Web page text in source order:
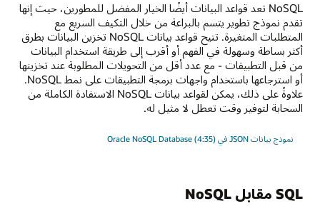
NoSQL تعد قواعد البيانات أيضًا الخيار المفضل للمطورين، حيث إنها
تقدم نموذج تطوير يتسم بالبراعة من خلال التكيف السريع مع
المتطلبات المتغيرة. تتيح قواعد بيانات NoSQL تخزين البيانات بطرق
أكثر بساطة وسهولة في الفهم أو أقرب إلى طريقة استخدام البيانات
من قبل التطبيقات - مع عدد أقل من التحويلات المطلوبة عند تخزينها
أو استرجاعها باستخدام واجهات برمجة التطبيقات على نمط NoSQL.
علاوةً على ذلك، يمكن لقواعد بيانات NoSQL الاستفادة الكاملة من
السحابة لتوفير وقت تعطل لا مثيل له.
نموذج بيانات JSON في Oracle NoSQL Database (4:35)
SQL مقابل NoSQL